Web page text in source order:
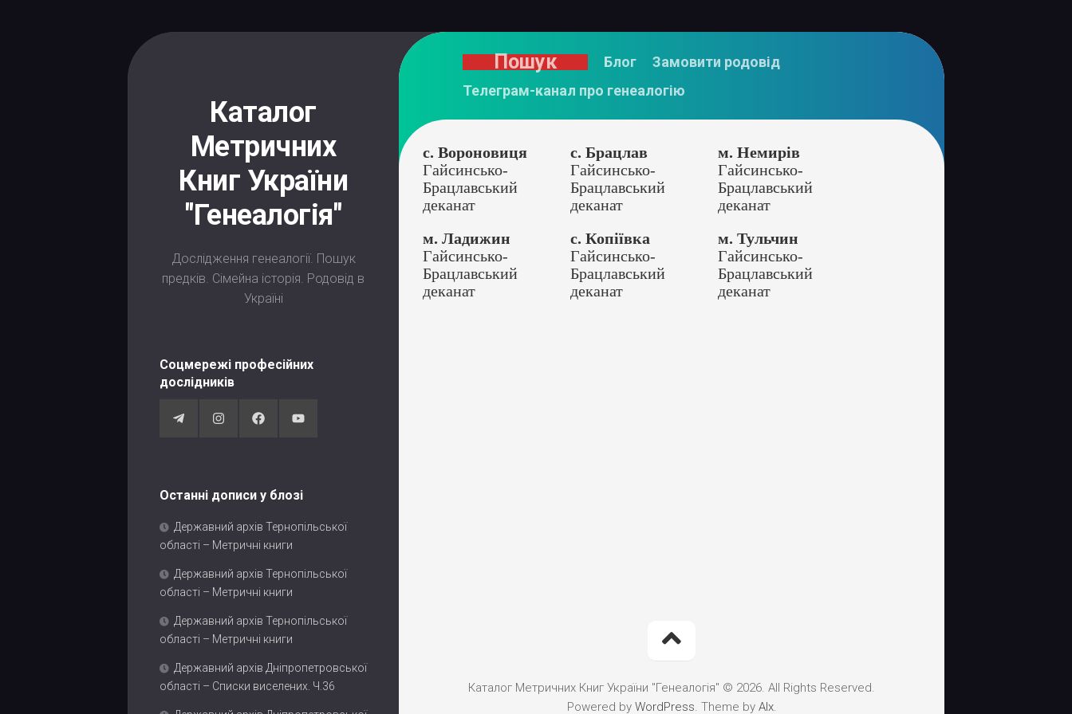
Каталог
Метричних
Книг України
"Генеалогія"
Дослідження генеалогії. Пошук
предків. Сімейна історія. Родовід в
Україні
Соцмережі професійних
дослідників
Останні дописи у блозі
Державний архів Тернопільської
області – Метричні книги
Державний архів Тернопільської
області – Метричні книги
Державний архів Тернопільської
області – Метричні книги
Державний архів Дніпропетровської
області – Списки виселених. Ч.36
Пошук Блог
Замовити родовід
Телеграм-канал про генеалогію
с. Вороновиця
Гайсинсько-
Брацлавський
деканат
с. Брацлав
Гайсинсько-
Брацлавський
деканат
м. Немирів
Гайсинсько-
Брацлавський
деканат
м. Ладижин
Гайсинсько-
Брацлавський
деканат
с. Копіївка
Гайсинсько-
Брацлавський
деканат
м. Тульчин
Гайсинсько-
Брацлавський
деканат
Каталог Метричних Книг України "Генеалогія" © 2026. All Rights Reserved.
Powered by WordPress. Theme by Alx.